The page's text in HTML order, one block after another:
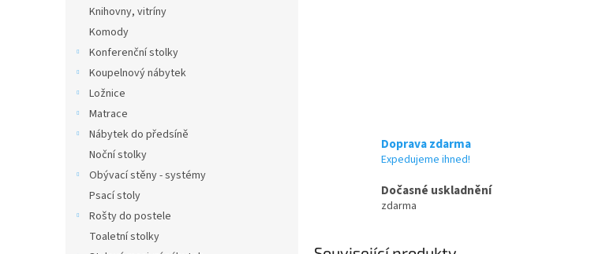
Knihovny, vitríny
Komody
Konferenční stolky
Koupelnový nábytek
Ložnice
Matrace
Nábytek do předsíně
Noční stolky
Obývací stěny - systémy
Psací stoly
Rošty do postele
Toaletní stolky
Doprava zdarma
Expedujeme ihned!
Dočasné uskladnění
zdarma